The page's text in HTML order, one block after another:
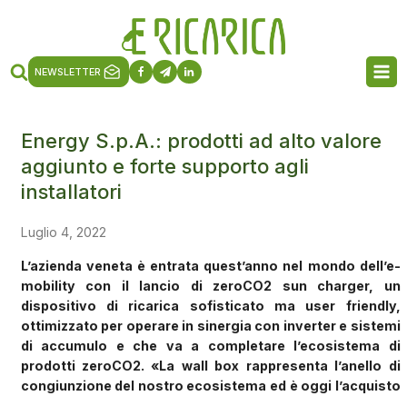
NEWSLETTER
Energy S.p.A.: prodotti ad alto valore
aggiunto e forte supporto agli
installatori
Luglio 4, 2022
L’azienda veneta è entrata quest’anno nel mondo dell’e-
mobility con il lancio di zeroCO2 sun charger, un
dispositivo di ricarica sofisticato ma user friendly,
ottimizzato per operare in sinergia con inverter e sistemi
di accumulo e che va a completare l’ecosistema di
prodotti zeroCO2. «La wall box rappresenta l’anello di
congiunzione del nostro ecosistema ed è oggi l’acquisto